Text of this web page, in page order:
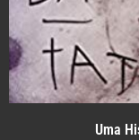
Uma